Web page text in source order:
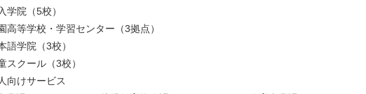
学院（5校）
高等学校・学習センター（3拠点）
語学院（3校）
スクール（3校）
向けサービス